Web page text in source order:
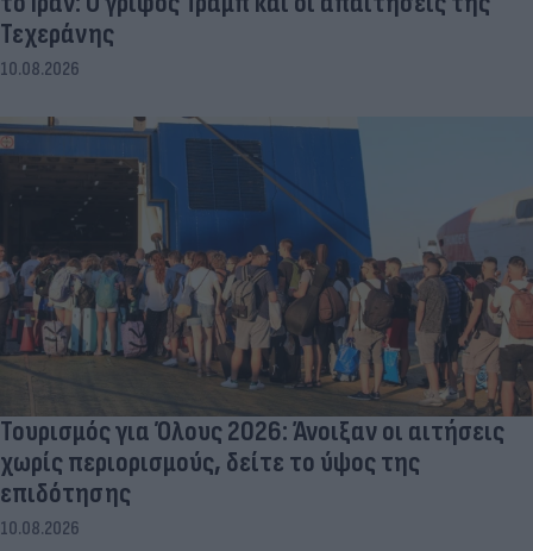
ΔΗΜΉΤΡΗΣ ΣΟΥΛΤΟΓΙΆΝΝΗΣ
Οι ΗΠΑ βρίσκονται σε «ημι-διαπραγμάτευση» με
Τεχεράνης
10.08.2026
Τουρισμός για Όλους 2026: Άνοιξαν οι αιτήσεις